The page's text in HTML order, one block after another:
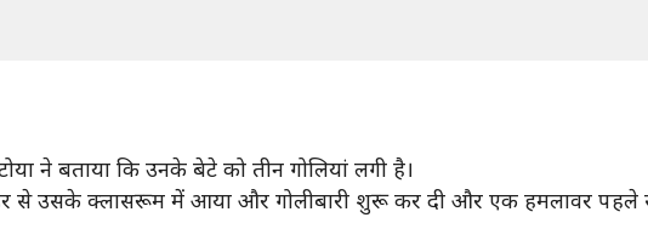
ने बताया कि उनके बेटे को तीन गोलियां लगी है।
से उसके क्लासरूम में आया और गोलीबारी शुरू कर दी और एक हमलावर पहले